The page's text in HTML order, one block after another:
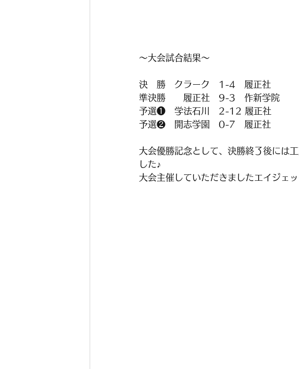
～大会試合結果～
決　勝　クラーク　1-4　履正社
準決勝　　履正社　9-3　作新学院
予選❶　学法石川　2-12 履正社
予選❷　開志学園　0-7　履正社
大会優勝記念として、決勝終了後には
した♪
大会主催していただきましたエイジェ